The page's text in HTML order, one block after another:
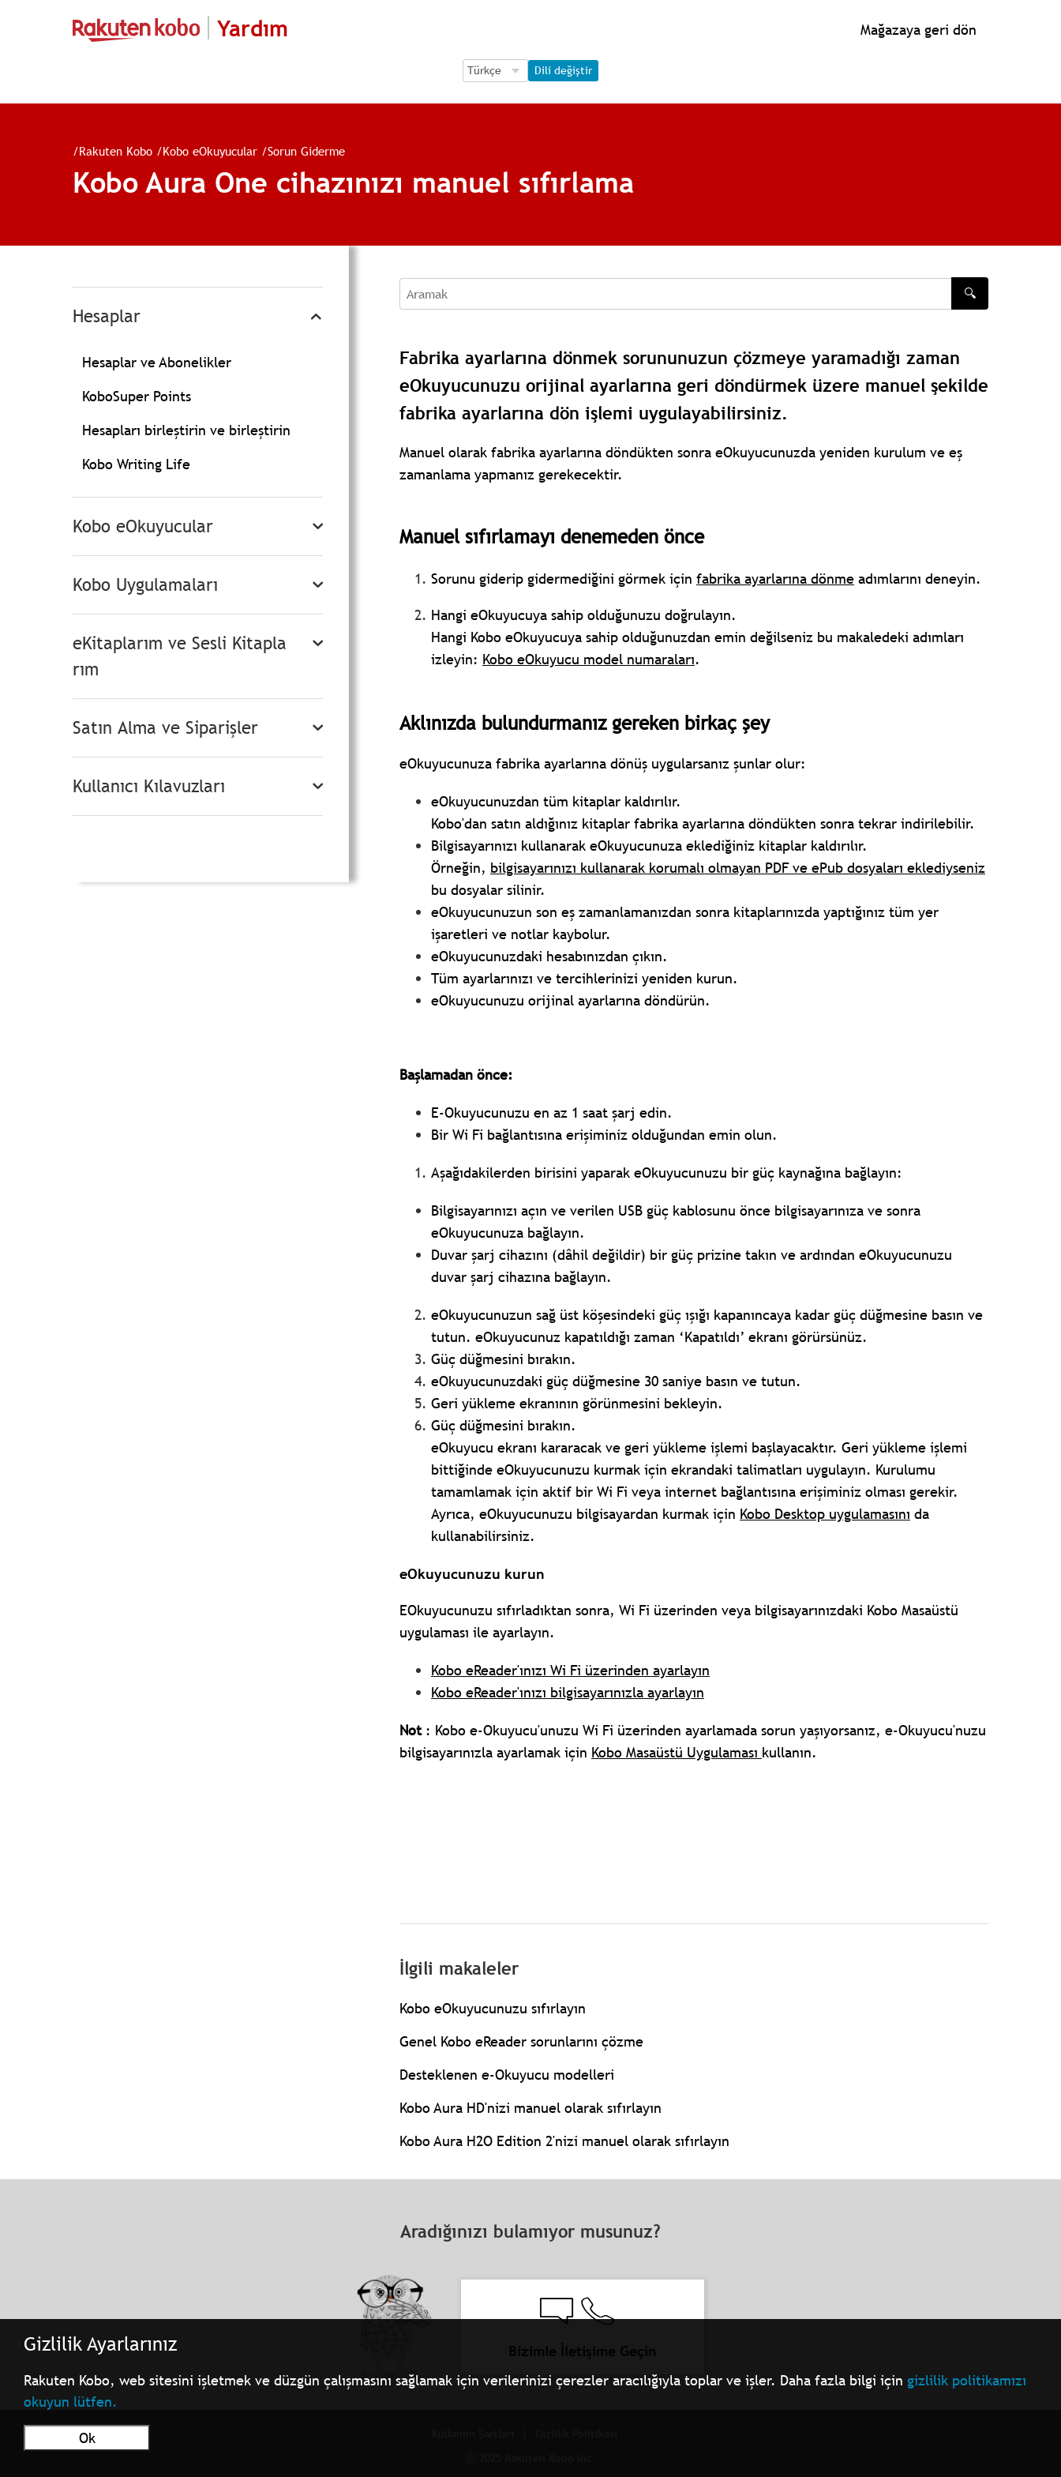
Gizlilik Ayarlarınız
Rakuten Kobo, web sitesini işletmek ve düzgün çalışmasını sağlamak için verilerinizi çerezler aracılığıyla toplar ve işler. Daha fazla bilgi içingizlilik politikamızı
okuyun lütfen.
Ok
Yardım Mağazaya geri dön
Language Selection
Language Selection
Dili değiştir
/Rakuten Kobo /Kobo eOkuyucular /Sorun Giderme
Kobo Aura One cihazınızı manuel sıfırlama
Hesaplar
Hesaplar ve Abonelikler
KoboSuper Points
Hesapları birleştirin ve birleştirin
Kobo Writing Life
Kobo eOkuyucular
Kobo Uygulamaları
eKitaplarım ve Sesli Kitapla
rım
Satın Alma ve Siparişler
Kullanıcı Kılavuzları
Aramak
🔍
Fabrika ayarlarına dönmek sorununuzun çözmeye yaramadığı zaman
eOkuyucunuzu orijinal ayarlarına geri döndürmek üzere manuel şekilde
fabrika ayarlarına dön işlemi uygulayabilirsiniz.
Manuel olarak fabrika ayarlarına döndükten sonra eOkuyucunuzda yeniden kurulum ve eş
zamanlama yapmanız gerekecektir.
Manuel sıfırlamayı denemeden önce
Sorunu giderip gidermediğini görmek için fabrika ayarlarına dönme adımlarını deneyin.
Hangi eOkuyucuya sahip olduğunuzu doğrulayın.
Hangi Kobo eOkuyucuya sahip olduğunuzdan emin değilseniz bu makaledeki adımları
izleyin: Kobo eOkuyucu model numaraları.
Aklınızda bulundurmanız gereken birkaç şey
eOkuyucunuza fabrika ayarlarına dönüş uygularsanız şunlar olur:
eOkuyucunuzdan tüm kitaplar kaldırılır.
Kobo'dan satın aldığınız kitaplar fabrika ayarlarına döndükten sonra tekrar indirilebilir.
Bilgisayarınızı kullanarak eOkuyucunuza eklediğiniz kitaplar kaldırılır.
Örneğin, bilgisayarınızı kullanarak korumalı olmayan PDF ve ePub dosyaları eklediyseniz
bu dosyalar silinir.
eOkuyucunuzun son eş zamanlamanızdan sonra kitaplarınızda yaptığınız tüm yer
işaretleri ve notlar kaybolur.
eOkuyucunuzdaki hesabınızdan çıkın.
Tüm ayarlarınızı ve tercihlerinizi yeniden kurun.
eOkuyucunuzu orijinal ayarlarına döndürün.
Başlamadan önce:
E-Okuyucunuzu en az 1 saat şarj edin.
Bir Wi Fi bağlantısına erişiminiz olduğundan emin olun.
Aşağıdakilerden birisini yaparak eOkuyucunuzu bir güç kaynağına bağlayın:
Bilgisayarınızı açın ve verilen USB güç kablosunu önce bilgisayarınıza ve sonra
eOkuyucunuza bağlayın.
Duvar şarj cihazını (dâhil değildir) bir güç prizine takın ve ardından eOkuyucunuzu
duvar şarj cihazına bağlayın.
eOkuyucunuzun sağ üst köşesindeki güç ışığı kapanıncaya kadar güç düğmesine basın ve
tutun. eOkuyucunuz kapatıldığı zaman ‘Kapatıldı’ ekranı görürsünüz.
Güç düğmesini bırakın.
eOkuyucunuzdaki güç düğmesine 30 saniye basın ve tutun.
Geri yükleme ekranının görünmesini bekleyin.
Güç düğmesini bırakın.
eOkuyucu ekranı kararacak ve geri yükleme işlemi başlayacaktır. Geri yükleme işlemi
bittiğinde eOkuyucunuzu kurmak için ekrandaki talimatları uygulayın. Kurulumu
tamamlamak için aktif bir Wi Fi veya internet bağlantısına erişiminiz olması gerekir.
Ayrıca, eOkuyucunuzu bilgisayardan kurmak için Kobo Desktop uygulamasını da
kullanabilirsiniz.
eOkuyucunuzu kurun
EOkuyucunuzu sıfırladıktan sonra, Wi Fi üzerinden veya bilgisayarınızdaki Kobo Masaüstü
uygulaması ile ayarlayın.
Kobo eReader'ınızı Wi Fi üzerinden ayarlayın
Kobo eReader'ınızı bilgisayarınızla ayarlayın
Not : Kobo e-Okuyucu'unuzu Wi Fi üzerinden ayarlamada sorun yaşıyorsanız, e-Okuyucu'nuzu
bilgisayarınızla ayarlamak için Kobo Masaüstü Uygulaması kullanın.
İlgili makaleler
Kobo eOkuyucunuzu sıfırlayın
Genel Kobo eReader sorunlarını çözme
Desteklenen e-Okuyucu modelleri
Kobo Aura HD'nizi manuel olarak sıfırlayın
Kobo Aura H2O Edition 2'nizi manuel olarak sıfırlayın
Aradığınızı bulamıyor musunuz?
Bizimle İletişime Geçin